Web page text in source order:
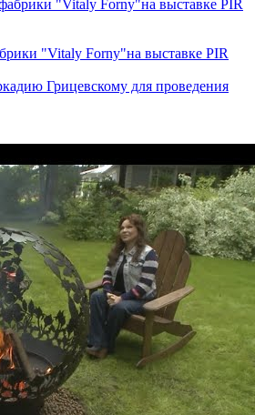
"Vitaly Forny"на выставке PIR
Грицевскому для проведения